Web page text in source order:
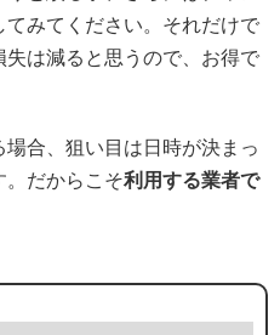
みてください。それだけで
は減ると思うので、お得で
合、狙い目は日時が決まっ
。だからこそ利用する業者で